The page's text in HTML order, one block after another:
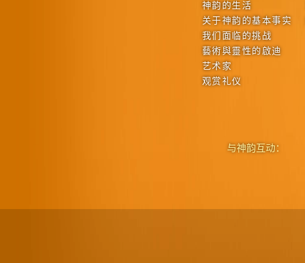
神韵的生活
关于神韵的基本事实
我们面临的挑战
藝術與靈性的啟迪
艺术家
观赏礼仪
与神韵互动：